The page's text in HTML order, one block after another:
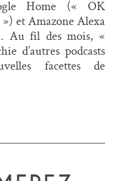
Home (« OK
et Amazone Alexa
Au fil des mois, «
d’autres podcasts
facettes de